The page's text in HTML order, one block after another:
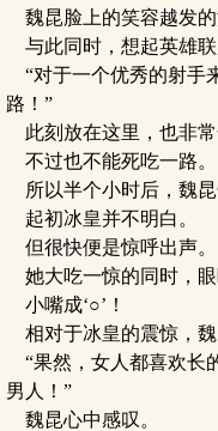
魏昆脸上的笑容越发的
与此同时，想起英雄联
“对于一个优秀的射手
路！”
此刻放在这里，也非常
不过也不能死吃一路。
所以半个小时后，魏昆
起初冰皇并不明白。
但很快便是惊呼出声。
她大吃一惊的同时，眼
小嘴成‘○’！
相对于冰皇的震惊，魏
“果然，女人都喜欢长
男人！”
魏昆心中感叹。